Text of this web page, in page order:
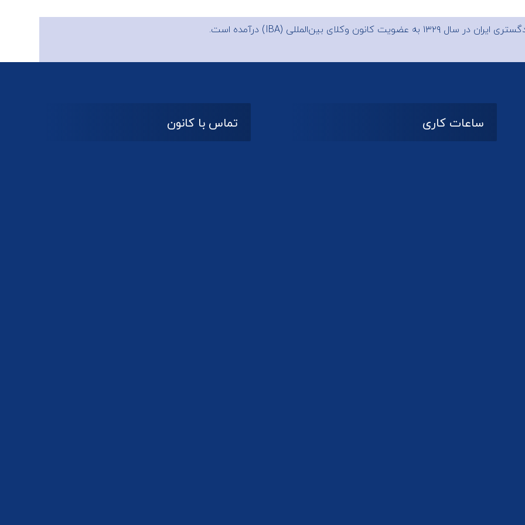
ایران در سال ۱۳۲۹ به عضویت کانون وکلای بین‌المللی (IBA) درآمده است.
ساعات کاری تماس با کانون